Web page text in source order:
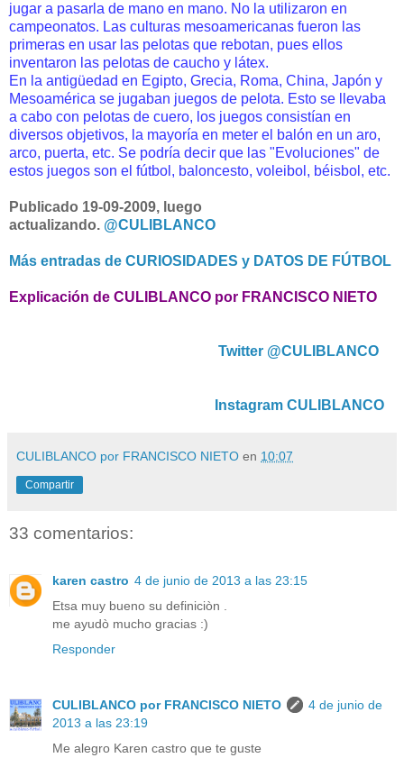
jugar a pasarla de mano en mano. No la utilizaron en
campeonatos. Las culturas mesoamericanas fueron las
primeras en usar las pelotas que rebotan, pues ellos
inventaron las pelotas de caucho y látex.
En la antigüedad en Egipto, Grecia, Roma, China, Japón y
Mesoamérica se jugaban juegos de pelota. Esto se llevaba
a cabo con pelotas de cuero, los juegos consistían en
diversos objetivos, la mayoría en meter el balón en un aro,
arco, puerta, etc. Se podría decir que las "Evoluciones" de
estos juegos son el fútbol, baloncesto, voleibol, béisbol, etc.
Publicado 19-09-2009, luego
actualizando. @CULIBLANCO
Más entradas de CURIOSIDADES y DATOS DE FÚTBOL
Explicación de CULIBLANCO por FRANCISCO NIETO
Twitter @CULIBLANCO
Instagram CULIBLANCO
CULIBLANCO por FRANCISCO NIETO en 10:07
Compartir
33 comentarios:
karen castro 4 de junio de 2013 a las 23:15
Etsa muy bueno su definiciòn .
me ayudò mucho gracias :)
Responder
CULIBLANCO por FRANCISCO NIETO
4 de junio de
2013 a las 23:19
Me alegro Karen castro que te guste